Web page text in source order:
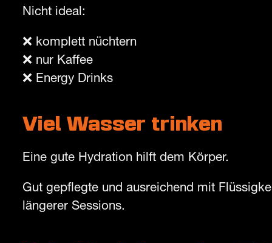
Nicht ideal:
❌ komplett nüchtern
❌ nur Kaffee
❌ Energy Drinks
Viel Wasser trinken
Eine gute Hydration hilft dem Körper.
Gut gepflegte und ausreichend mit
längerer Sessions.